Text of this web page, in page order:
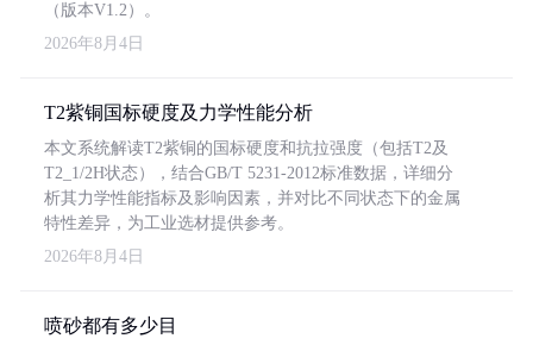
（版本V1.2）。
2026年8月4日
T2紫铜国标硬度及力学性能分析
本文系统解读T2紫铜的国标硬度和抗拉强度（包括T2及
T2_1/2H状态），结合GB/T 5231-2012标准数据，详细分
析其力学性能指标及影响因素，并对比不同状态下的金属
特性差异，为工业选材提供参考。
2026年8月4日
喷砂都有多少目